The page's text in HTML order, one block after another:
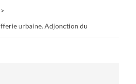
urbaine. Adjonction du